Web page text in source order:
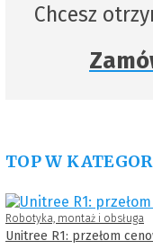
Chcesz
TOP W
Robotyka, montaż i obsługa
Unitree R1: przełom